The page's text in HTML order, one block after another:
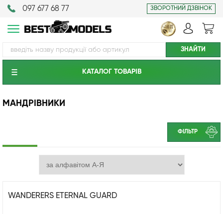
097 677 68 77 ЗВОРОТНИЙ ДЗВІНОК
КАТАЛОГ ТОВАРIВ
МАНДРІВНИКИ
ФІЛЬТР
WANDERERS ETERNAL GUARD